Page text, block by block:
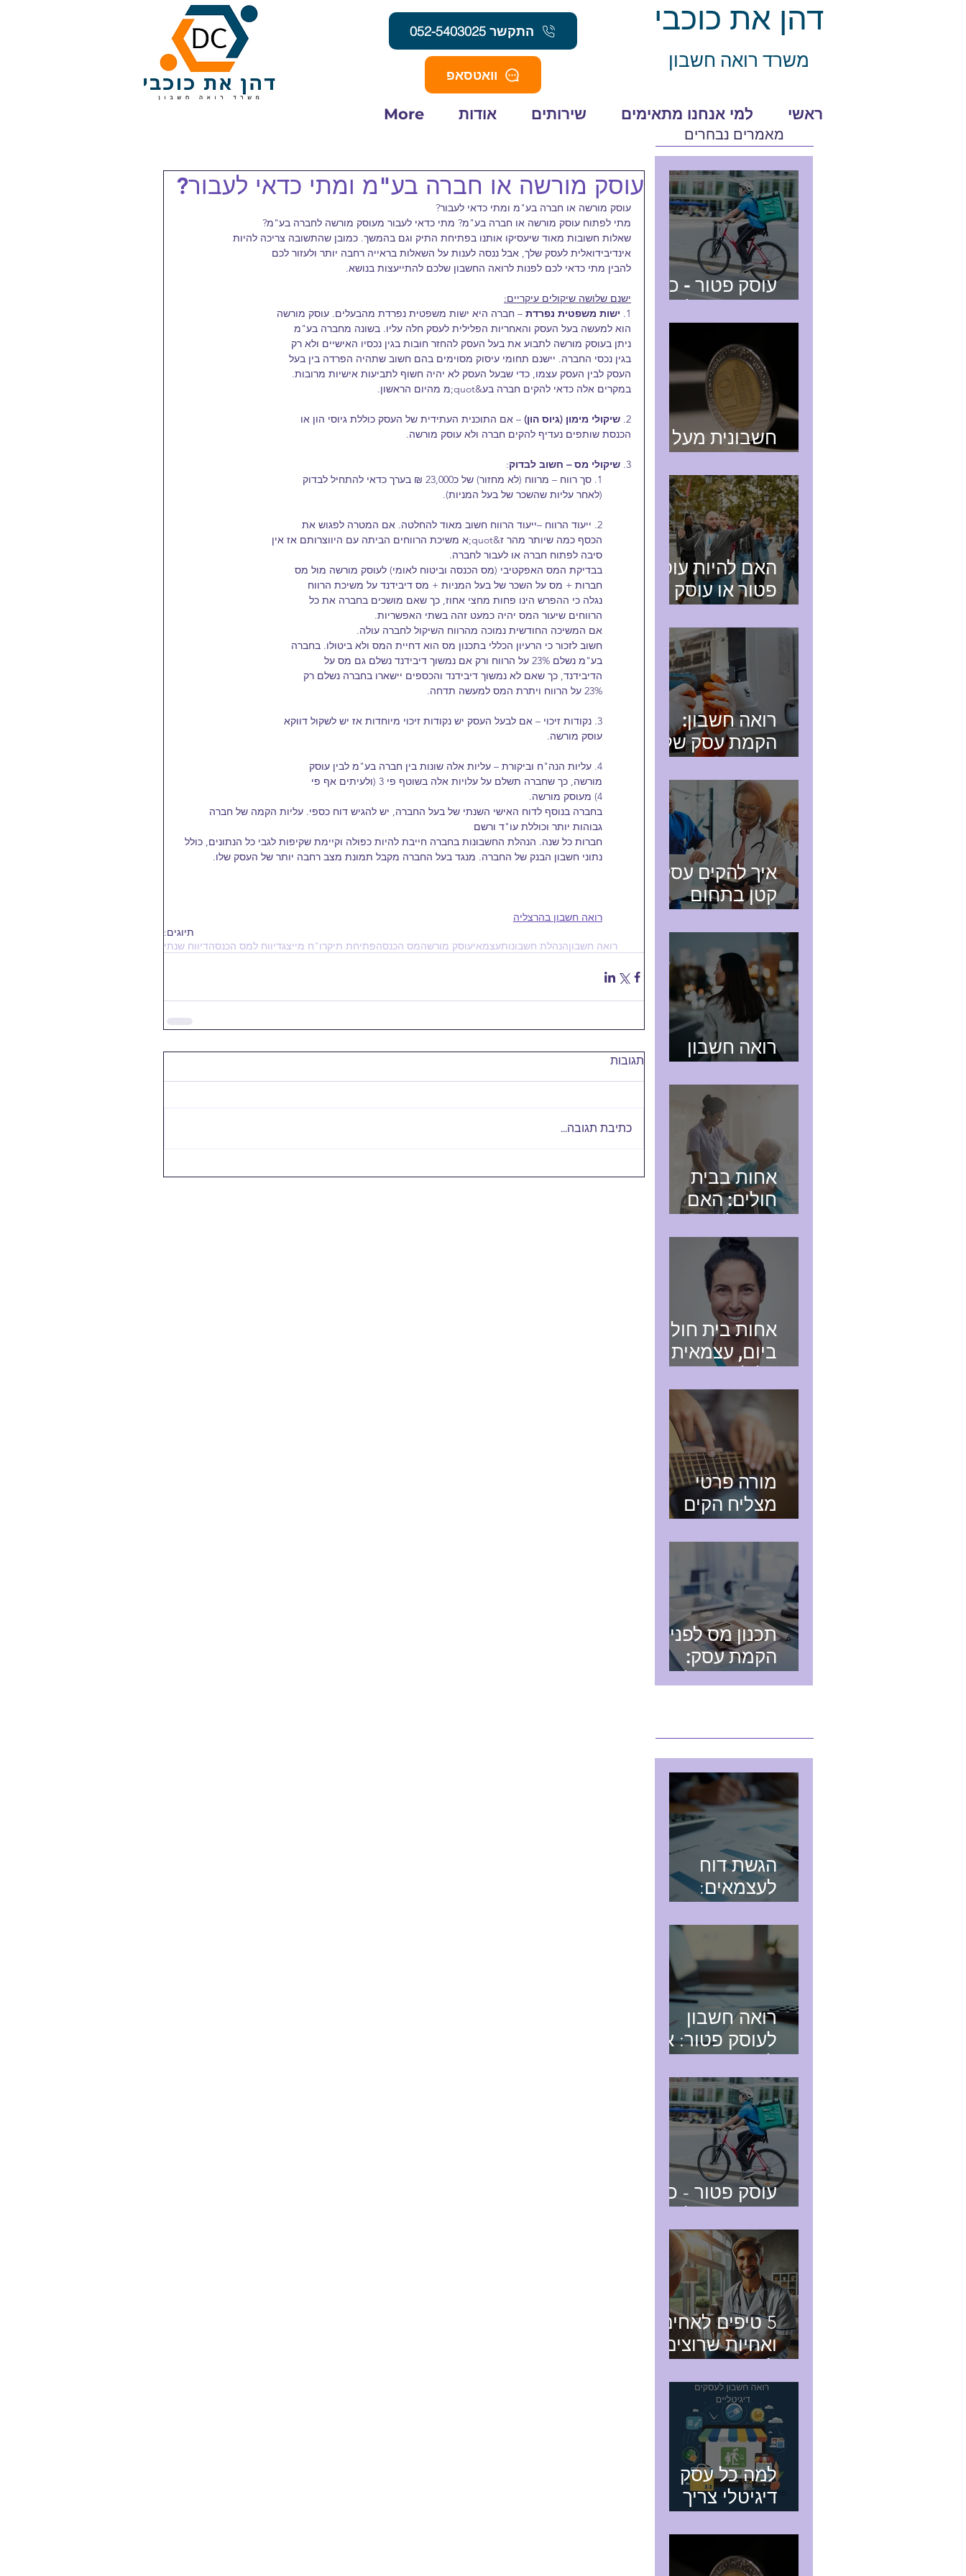
התקשר 052-5403025
וואטסאפ
דהן את כוכבי
משרד רואה חשבון
מאמרים נבחרים
עוסק מורשה או חברה בע"מ ומתי כדאי לעבור?
עוסק מורשה או חברה בע"מ ומתי כדאי לעבור?
מתי לפתוח עוסק מורשה או חברה בע"מ? מתי כדאי לעבור מעוסק מורשה לחברה בע"מ?
שאלות חשובות מאוד שיעסיקו אותנו בפתיחת התיק וגם בהמשך. כמובן שהתשובה צריכה להיות
אינדיבידואלית לעסק שלך, אבל ננסה לענות על השאלות בראייה רחבה יותר ולעזור לכם
להבין מתי כדאי לכם לפנות לרואה החשבון שלכם להתייעצות בנושא.
ישנם שלושה שיקולים עיקריים:
1. ישות משפטית נפרדת – חברה היא ישות משפטית נפרדת מהבעלים. עוסק מורשה
הוא למעשה בעל העסק והאחריות הפלילית לעסק חלה עליו. בשונה מחברה בע"מ
ניתן בעוסק מורשה לתבוע את בעל העסק להחזר חובות בגין נכסיו האישיים ולא רק
בגין נכסי החברה. יישנם תחומי עיסוק מסוימים בהם חשוב שתהיה הפרדה בין בעל
העסק לבין העסק עצמו, כדי שבעל העסק לא יהיה חשוף לתביעות אישיות מרובות.
במקרים אלה כדאי להקים חברה בע&quot;מ מהיום הראשון.
2. שיקולי מימון (גיוס הון) – אם התוכנית העתידית של העסק כוללת גיוסי הון או
הכנסת שותפים נעדיף להקים חברה ולא עוסק מורשה.
3. שיקולי מס – חשוב לבדוק:
1. סך רווח – מרווח (לא מחזור) של כ23,000 ₪ בערך כדאי להתחיל לבדוק
(לאחר עליות שהשכר של בעל המניות).
2. ייעוד הרווח –ייעוד הרווח חשוב מאוד להחלטה. אם המטרה לפגוש את
הכסף כמה שיותר מהר ז&quot;א משיכת הרווחים הביתה עם היווצרותם אז אין
סיבה לפתוח חברה או לעבור לחברה.
בבדיקת המס האפקטיבי (מס הכנסה וביטוח לאומי) לעוסק מורשה מול מס
חברות + מס על השכר של בעל המניות + מס דיבידנד על משיכת הרווח
נגלה כי ההפרש הינו פחות מחצי אחוז, כך שאם מושכים בחברה את כל
הרווחים שיעור המס יהיה כמעט זהה בשתי האפשריות.
אם המשיכה החודשית נמוכה מהרווח השיקול לחברה עולה.
חשוב לזכור כי הרעיון הכללי בתכנון מס הוא דחיית המס ולא ביטולו. בחברה
בע"מ נשלם 23% על הרווח ורק אם נמשוך דיבידנד נשלם גם מס על
הדיבידנד, כך שאם לא נמשוך דיבידנד והכספים יישארו בחברה נשלם רק
23% על הרווח ויתרת המס למעשה תדחה.
3. נקודות זיכוי – אם לבעל העסק יש נקודות זיכוי מיוחדות אז יש לשקול דווקא
עוסק מורשה.
4. עליות הנה"ח וביקורת – עליות אלה שונות בין חברה בע"מ לבין עוסק
מורשה, כך שחברה תשלם על עלויות אלה בשוטף פי 3 (ולעיתים אף פי
4) מעוסק מורשה.
בחברה בנוסף לדוח האישי השנתי של בעל החברה, יש להגיש דוח כספי. עליות הקמה של חברה
גבוהות יותר וכוללת עו"ד ורשם
חברות כל שנה. הנהלת החשבונות בחברה חייבת להיות כפולה וקיימת שקיפות לגבי כל הנתונים, כולל
נתוני חשבון הבנק של החברה. מנגד בעל החברה מקבל תמונת מצב רחבה יותר של העסק שלו.
רואה חשבון בהרצליה
תיוגים:
רואה חשבוןהנהלת חשבונותעצמאיעוסק מורשהמס הכנסהפתיחת תיקרו"ח מייצגדיווח למס הכנסהדיווח שנתי
תגובות
כתיבת תגובה...
עוסק פטור - כל
חשבונית מעל
האם להיות עוסק
פטור או עוסק
למורה דרך
רואה חשבון:
הקמת עסק של
איך להקים עסק
קטן בתחום
רואה חשבון
אחות בבית
חולים: האם
עוסק מורשה?
אחות בית חולים
ביום, עצמאית
מורה פרטי
מצליח הקים
רואה חשבון
מקצועי
תכנון מס לפני
הקמת עסק:
המיסים
הגשת דוח
לעצמאים:
רואה חשבון
לעוסק פטור: איך
עוסק פטור - כל
5 טיפים לאחים
ואחיות שרוצים
לעצמאיים ולתת
שירותים של
אח/אחות
מוסמך עד הבית
למה כל עסק
דיגיטלי צריך
מקצועי
ראשי למי אנחנו מתאימים שירותים אודות More